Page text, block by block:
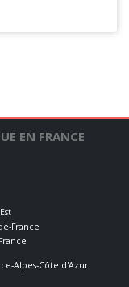
EN FRANCE
France
Alpes-Côte d'Azur